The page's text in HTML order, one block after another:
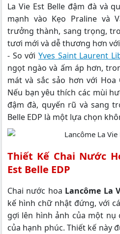
La Vie Est Belle đậm đà và
mạnh vào Kẹo Praline và
trưởng thành, sang trọng,
tươi mới và dễ thương hơn với
- So với Yves Saint Laurent
ngọt ngào và ấm áp hơn,
mát và sắc sảo hơn với Hoa
Nếu bạn yêu thích các mùi
đậm đà, quyến rũ và sang
Belle EDP là một lựa chọn
Thiết Kế Chai Nước
Est Belle EDP
Chai nước hoa Lancôme La
kế hình chữ nhật đứng, với
gợi lên hình ảnh của một
của hạnh phúc. Thiết kế này